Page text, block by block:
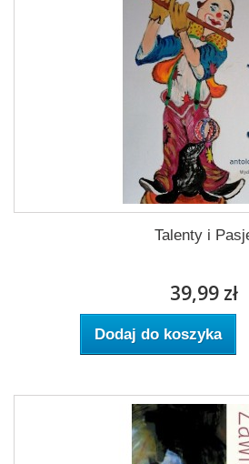
Talenty i
39,99 zł
Dodaj do koszyka